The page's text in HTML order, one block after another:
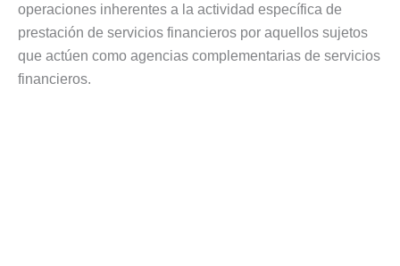
operaciones inherentes a la actividad específica de
prestación de servicios financieros por aquellos sujetos
que actúen como agencias complementarias de servicios
financieros.